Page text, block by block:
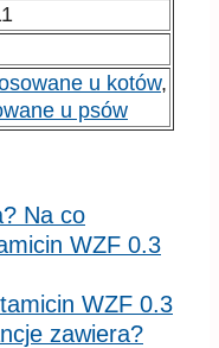
u kotów,
u psów
Na co
WZF 0.3
WZF 0.3
zawiera?